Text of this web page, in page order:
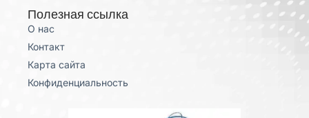
Полезная ссылка
О нас
Контакт
Карта сайта
Конфиденциальность